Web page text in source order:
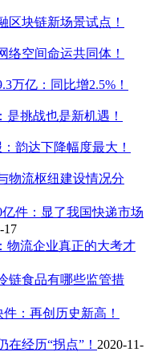
区块链新场景试点！
络空间命运共同体！
万亿：同比增2.5%！
是挑战也是新机遇！
韵达下降幅度最大！
物流枢纽建设情况分
件：显了我国快递市场
17
物流企业真正的大考才
链食品有哪些监管措
：再创历史新高！
经历“拐点”！ 2020-11-